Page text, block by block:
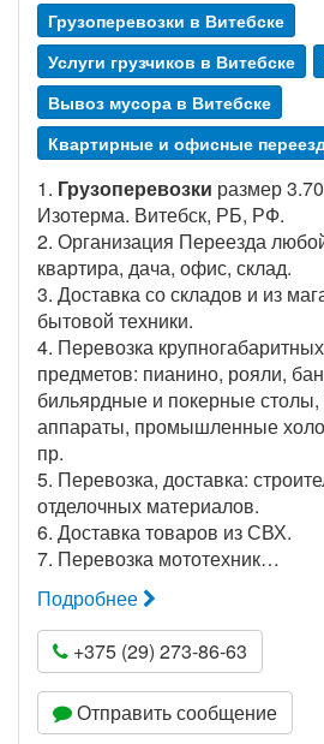
Грузоперевозки в Витебске
Услуги грузчиков в Витебске
Вывоз мусора в Витебске
Квартирные и офисные
1. Грузоперевозки размер
Изотерма. Витебск, РБ, РФ.
2. Организация Переезда
квартира, дача, офис, склад.
3. Доставка со складов и из
бытовой техники.
4. Перевозка
предметов: пианино, рояли,
бильярдные и покерные
аппараты, промышленные
пр.
5. Перевозка, доставка:
отделочных материалов.
6. Доставка товаров из СВХ.
7. Перевозка мототехник…
Подробнее
+375 (29) 273-86-63
Отправить сообщение